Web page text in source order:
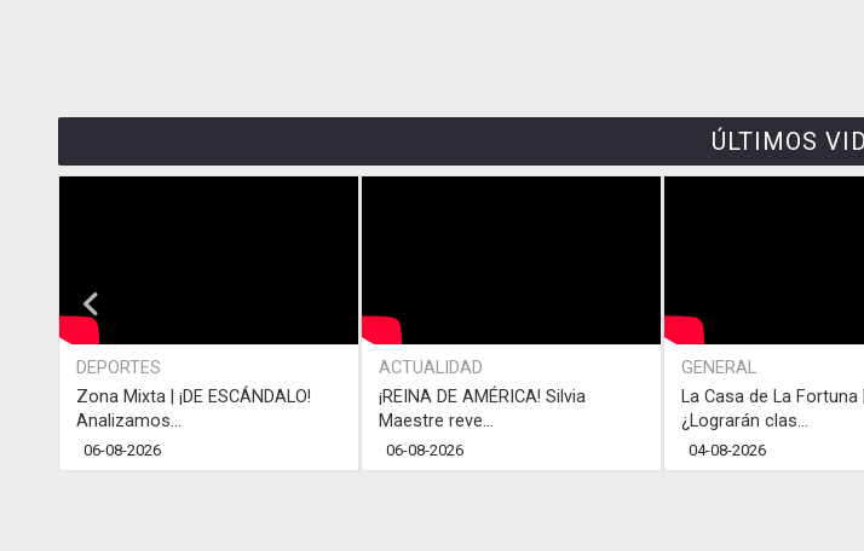
ÚLTIMOS
DEPORTES
Zona Mixta | ¡DE ESCÁNDALO!
Analizamos...
06-08-2026
ACTUALIDAD
¡REINA DE AMÉRICA! Silvia
Maestre reve...
06-08-2026
GENERAL
La Casa de La Fortuna |
¿Lograrán clas...
04-08-2026